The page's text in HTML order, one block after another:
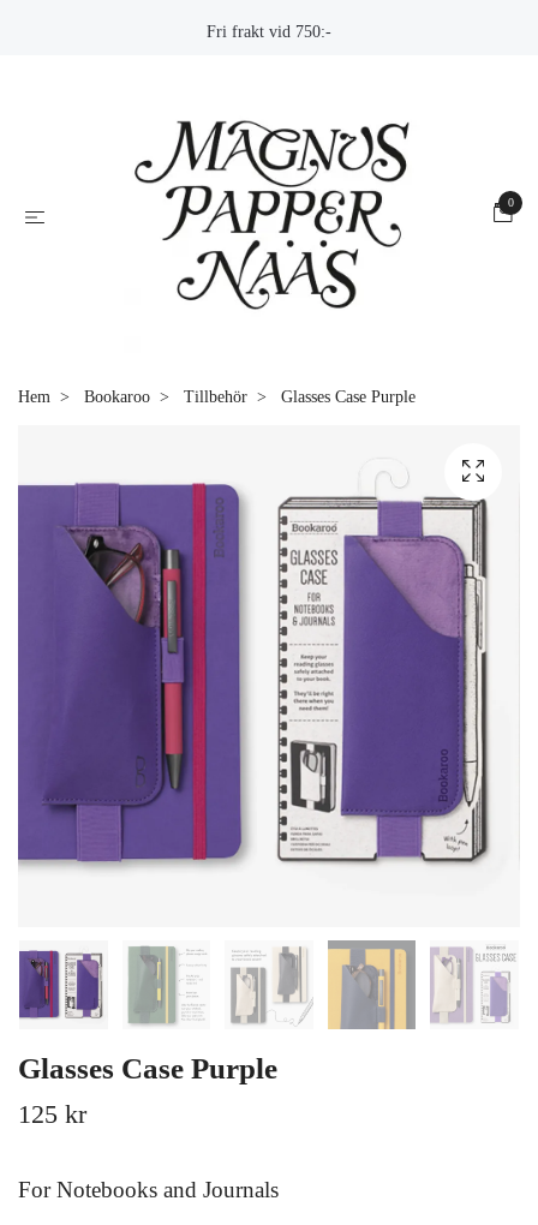
Fri frakt vid 750:-
0
Hem Bookaroo Tillbehör Glasses Case Purple
Glasses Case Purple
125 kr
For Notebooks and Journals